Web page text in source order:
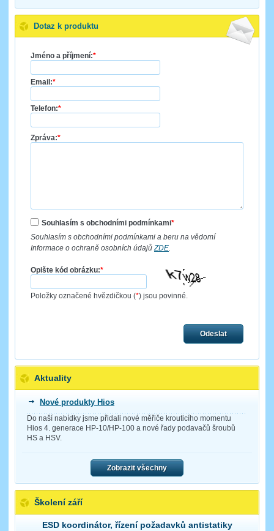
Dotaz k produktu
Jméno a příjmení:*
Email:*
Telefon:*
Zpráva:*
Souhlasím s obchodními podmínkami*
Souhlasím s obchodními podmínkami a beru na vědomí
Informace o ochraně osobních údajů ZDE
Opište kód obrázku:*
Položky označené hvězdičkou (*) jsou povinné.
Odeslat
Aktuality
Nové produkty Hios
Do naší nabídky jsme přidali nové měřiče krouticího momentu
Hios 4. generace HP-10/HP-100 a nové řady podavačů šroubů
HS a HSV.
Zobrazit všechny
Školení září
ESD koordinátor, řízení požadavků antistatiky